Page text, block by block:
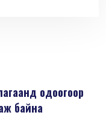
одоогоор
байна